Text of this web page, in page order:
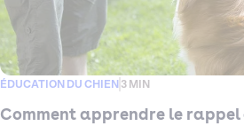
ÉDUCATION DU CHIEN 3 MIN
Comment apprendre le rappel